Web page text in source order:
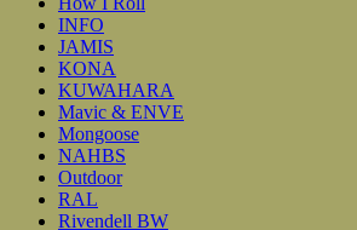
INFO
JAMIS
KONA
KUWAHARA
Mavic & ENVE
Mongoose
NAHBS
Outdoor
RAL
Rivendell BW